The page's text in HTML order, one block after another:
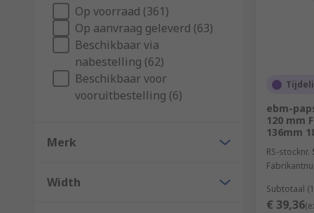
Benefits and uses of fan parts
We have a wide variety of components available,
For health and safety features at home or in the
plastic and steel.
Or for help with positioning and securing fans,
providing optimum levels of cooling. Plus, the
Op voorraad (361)
Op aanvraag geleverd (63)
Beschikbaar via
nabestelling (62)
Beschikbaar voor
vooruitbestelling (6)
Merk
Width
ebm-
120 mm
136mm
RS-stocknr.
Subtotaal
€ 39,36